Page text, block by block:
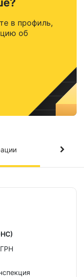
в профиль,
об